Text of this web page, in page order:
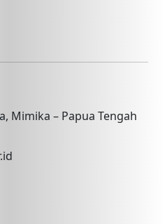
Mimika – Papua Tengah